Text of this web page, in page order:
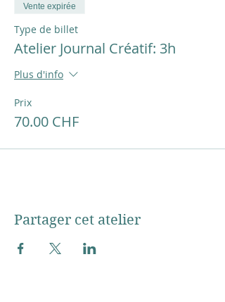
Vente expirée
Type de billet
Atelier Journal Créatif: 3h
Plus d'info
Prix
70.00 CHF
Partager cet atelier